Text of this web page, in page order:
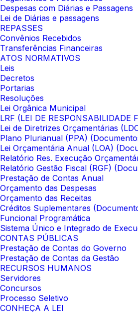
Despesas com Diárias e Passagens
Lei de Diárias e passagens
REPASSES
Convênios Recebidos
Transferências Financeiras
ATOS NORMATIVOS
Leis
Decretos
Portarias
Resoluções
Lei Orgânica Municipal
LRF (LEI DE RESPONSABILIDADE
Lei de Diretrizes Orçamentárias
Plano Plurianual (PPA)
Lei Orçamentária Anual (LOA)
Relatório Res. Execução
Relatório Gestão Fiscal (RGF)
Prestação de Contas Anual
Orçamento das Despesas
Orçamento das Receitas
Créditos Suplementares
Funcional Programática
Sistema Único e Integrado de
CONTAS PÚBLICAS
Prestação de Contas do Governo
Prestação de Contas da Gestão
RECURSOS HUMANOS
Servidores
Concursos
Processo Seletivo
CONHEÇA A LEI